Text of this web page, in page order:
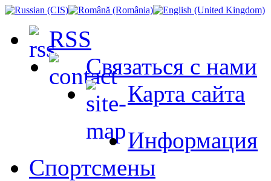
RSS
Связаться с нами
Карта сайта
Информация
Спортсмены